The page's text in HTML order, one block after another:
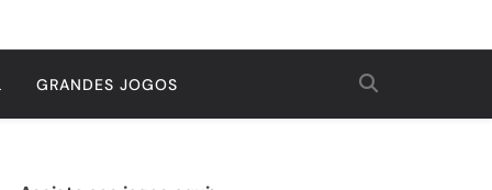
GRANDES JOGOS